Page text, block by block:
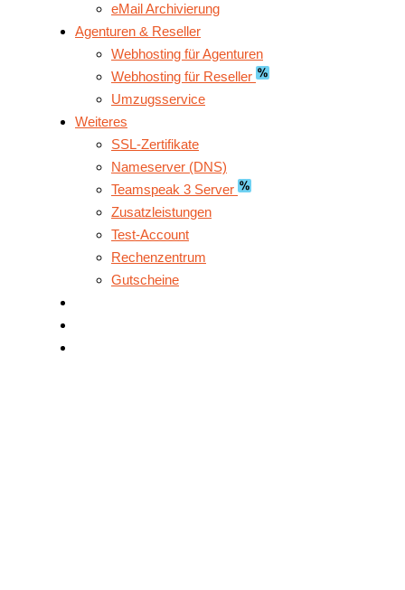
eMail Archivierung
Agenturen & Reseller
Webhosting für Agenturen
Webhosting für Reseller
Umzugsservice
Weiteres
SSL-Zertifikate
Nameserver (DNS)
Teamspeak 3 Server
Zusatzleistungen
Test-Account
Rechenzentrum
Gutscheine